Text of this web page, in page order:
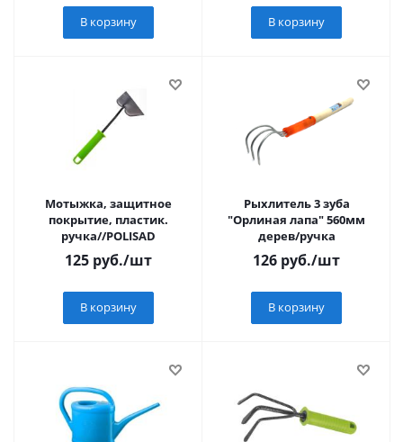
В корзину В корзину
Мотыжка, защитное
покрытие, пластик.
ручка//POLISAD
125 руб./шт
В корзину
Рыхлитель 3 зуба
"Орлиная лапа" 560мм
дерев/ручка
126 руб./шт
В корзину